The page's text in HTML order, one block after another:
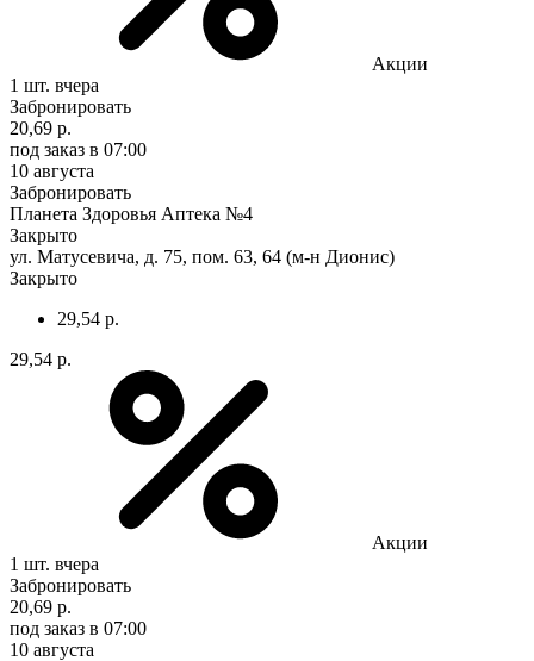
Акции
1 шт. вчера
Забронировать
20,69 р.
под заказ в 07:00
10 августа
Забронировать
Планета Здоровья Аптека №4
Закрыто
ул. Матусевича, д. 75, пом. 63, 64 (м-н Дионис)
Закрыто
29,54 р.
29,54 р.
Акции
1 шт. вчера
Забронировать
20,69 р.
под заказ в 07:00
10 августа